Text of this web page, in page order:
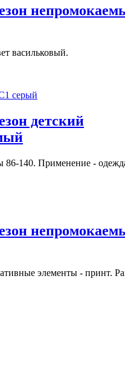
васильковый.
детский
86-140. Применение -
элементы - принт.